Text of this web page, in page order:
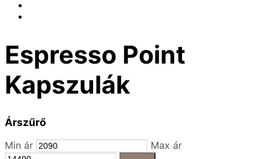
Espresso Point
Kapszulák
Árszűrő
Min ár Max ár